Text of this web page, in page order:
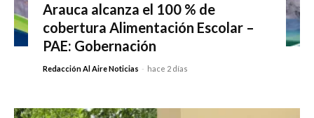
Arauca alcanza el 100 % de
cobertura Alimentación Escolar –
PAE: Gobernación
Redacción Al Aire Noticias - hace 2 días